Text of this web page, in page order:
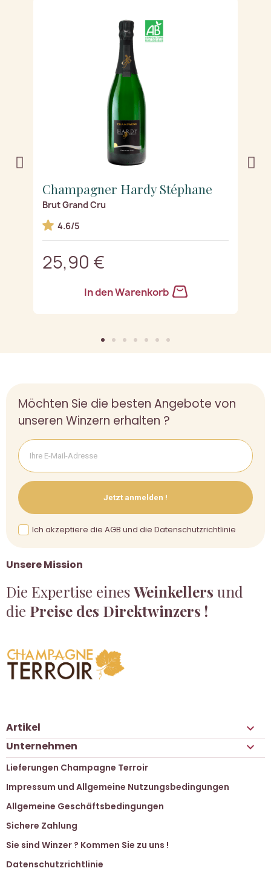
Champagner Hardy Stéphane
Brut Grand Cru
4.6/5
25,90 €
In den Warenkorb
Unsere Mission
Die Expertise einesWeinkellers und
die Preise des Direktwinzers !
Möchten Sie die besten Angebote von
unseren Winzern erhalten ?
Jetzt anmelden !
Ich akzeptiere die AGB und die Datenschutzrichtlinie
Artikel 
Unternehmen 
Lieferungen Champagne Terroir
Impressum und Allgemeine Nutzungsbedingungen
Allgemeine Geschäftsbedingungen
Sichere Zahlung
Sie sind Winzer ? Kommen Sie zu uns !
Datenschutzrichtlinie